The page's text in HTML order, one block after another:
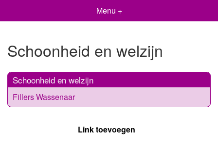
Menu +
Schoonheid en welzijn
Schoonheid en welzijn
Fillers Wassenaar
Link toevoegen